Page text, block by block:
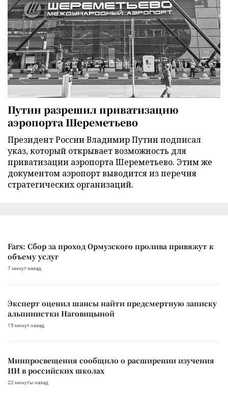
Путин разрешил приватизацию
аэропорта Шереметьево
Президент России Владимир Путин подписал
указ, который открывает возможность для
приватизации аэропорта Шереметьево. Этим же
документом аэропорт выводится из перечня
стратегических организаций.
Fars: Сбор за проход Ормузского пролива привяжут к
объему услуг
7 минут назад
Эксперт оценил шансы найти предсмертную записку
альпинистки Наговицыной
15 минут назад
Минпросвещения сообщило о расширении изучения
ИИ в российских школах
22 минуты назад